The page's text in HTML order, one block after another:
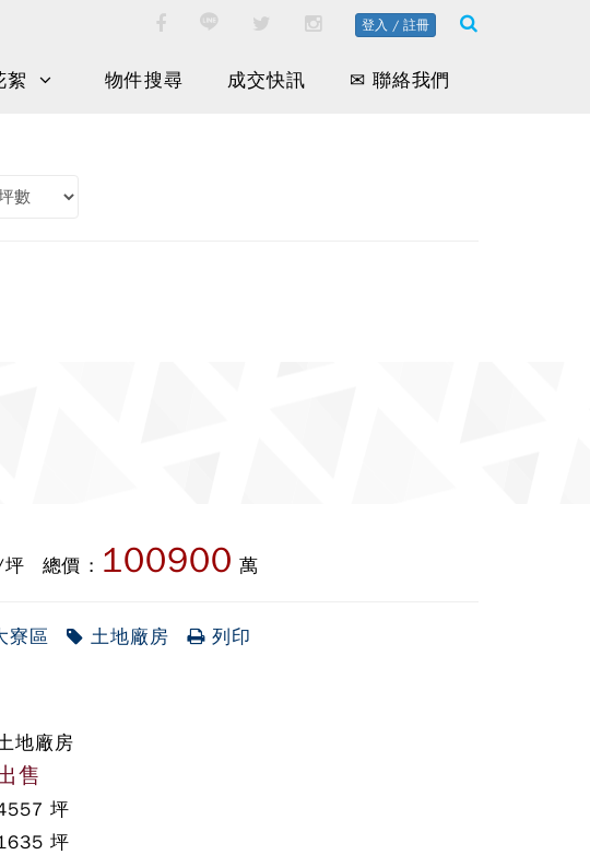
登入 / 註冊
絮 物件搜尋 成交快訊 ✉ 聯絡我們
總價 : 100900 萬
寮區 土地廠房 列印
地廠房
售
坪
坪